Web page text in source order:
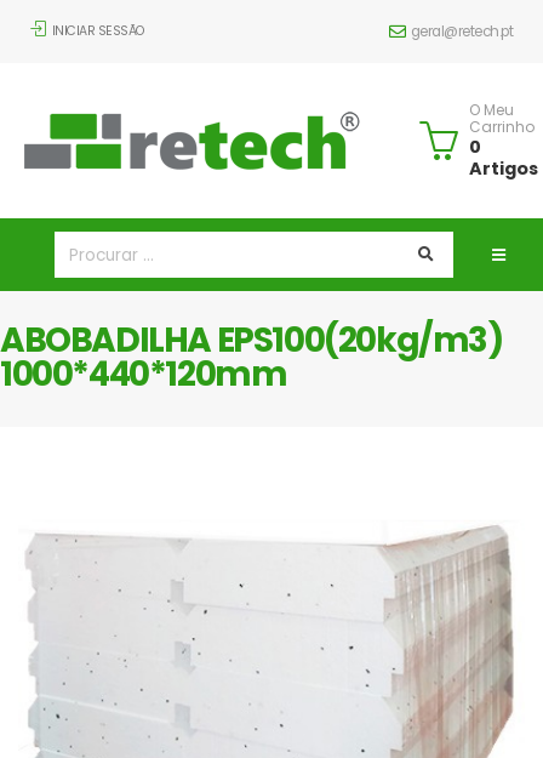
INICIAR SESSÃO geral@retech.pt
O Meu
Carrinho
0
Artigos
ABOBADILHA EPS100(20kg/m3)
1000*440*120mm